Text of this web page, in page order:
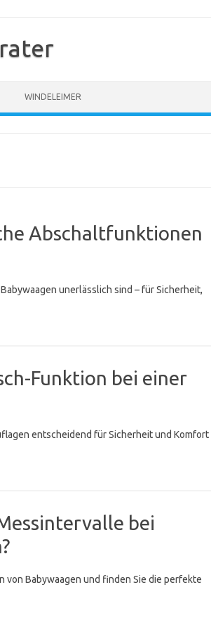
WINDELEIMER
Abschaltfunktionen
unerlässlich sind – für Sicherheit,
Funktion bei einer
entscheidend für Sicherheit und Komfort
bei
von Babywaagen und finden Sie die perfekte